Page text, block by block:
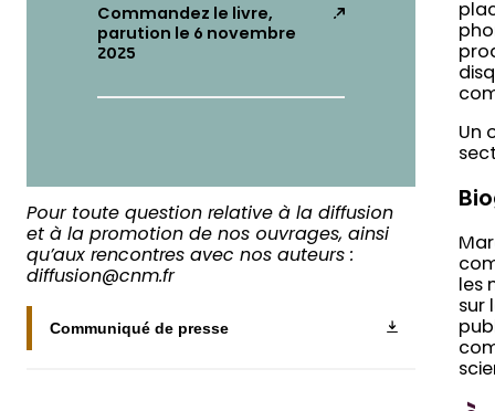
Commandez le livre,
parution le 6 novembre
2025
Pour toute question relative à la diffusion
et à la promotion de nos ouvrages, ainsi
qu’aux rencontres avec nos auteurs :
diffusion@cnm.fr
Communiqué de presse
Un
les
sur